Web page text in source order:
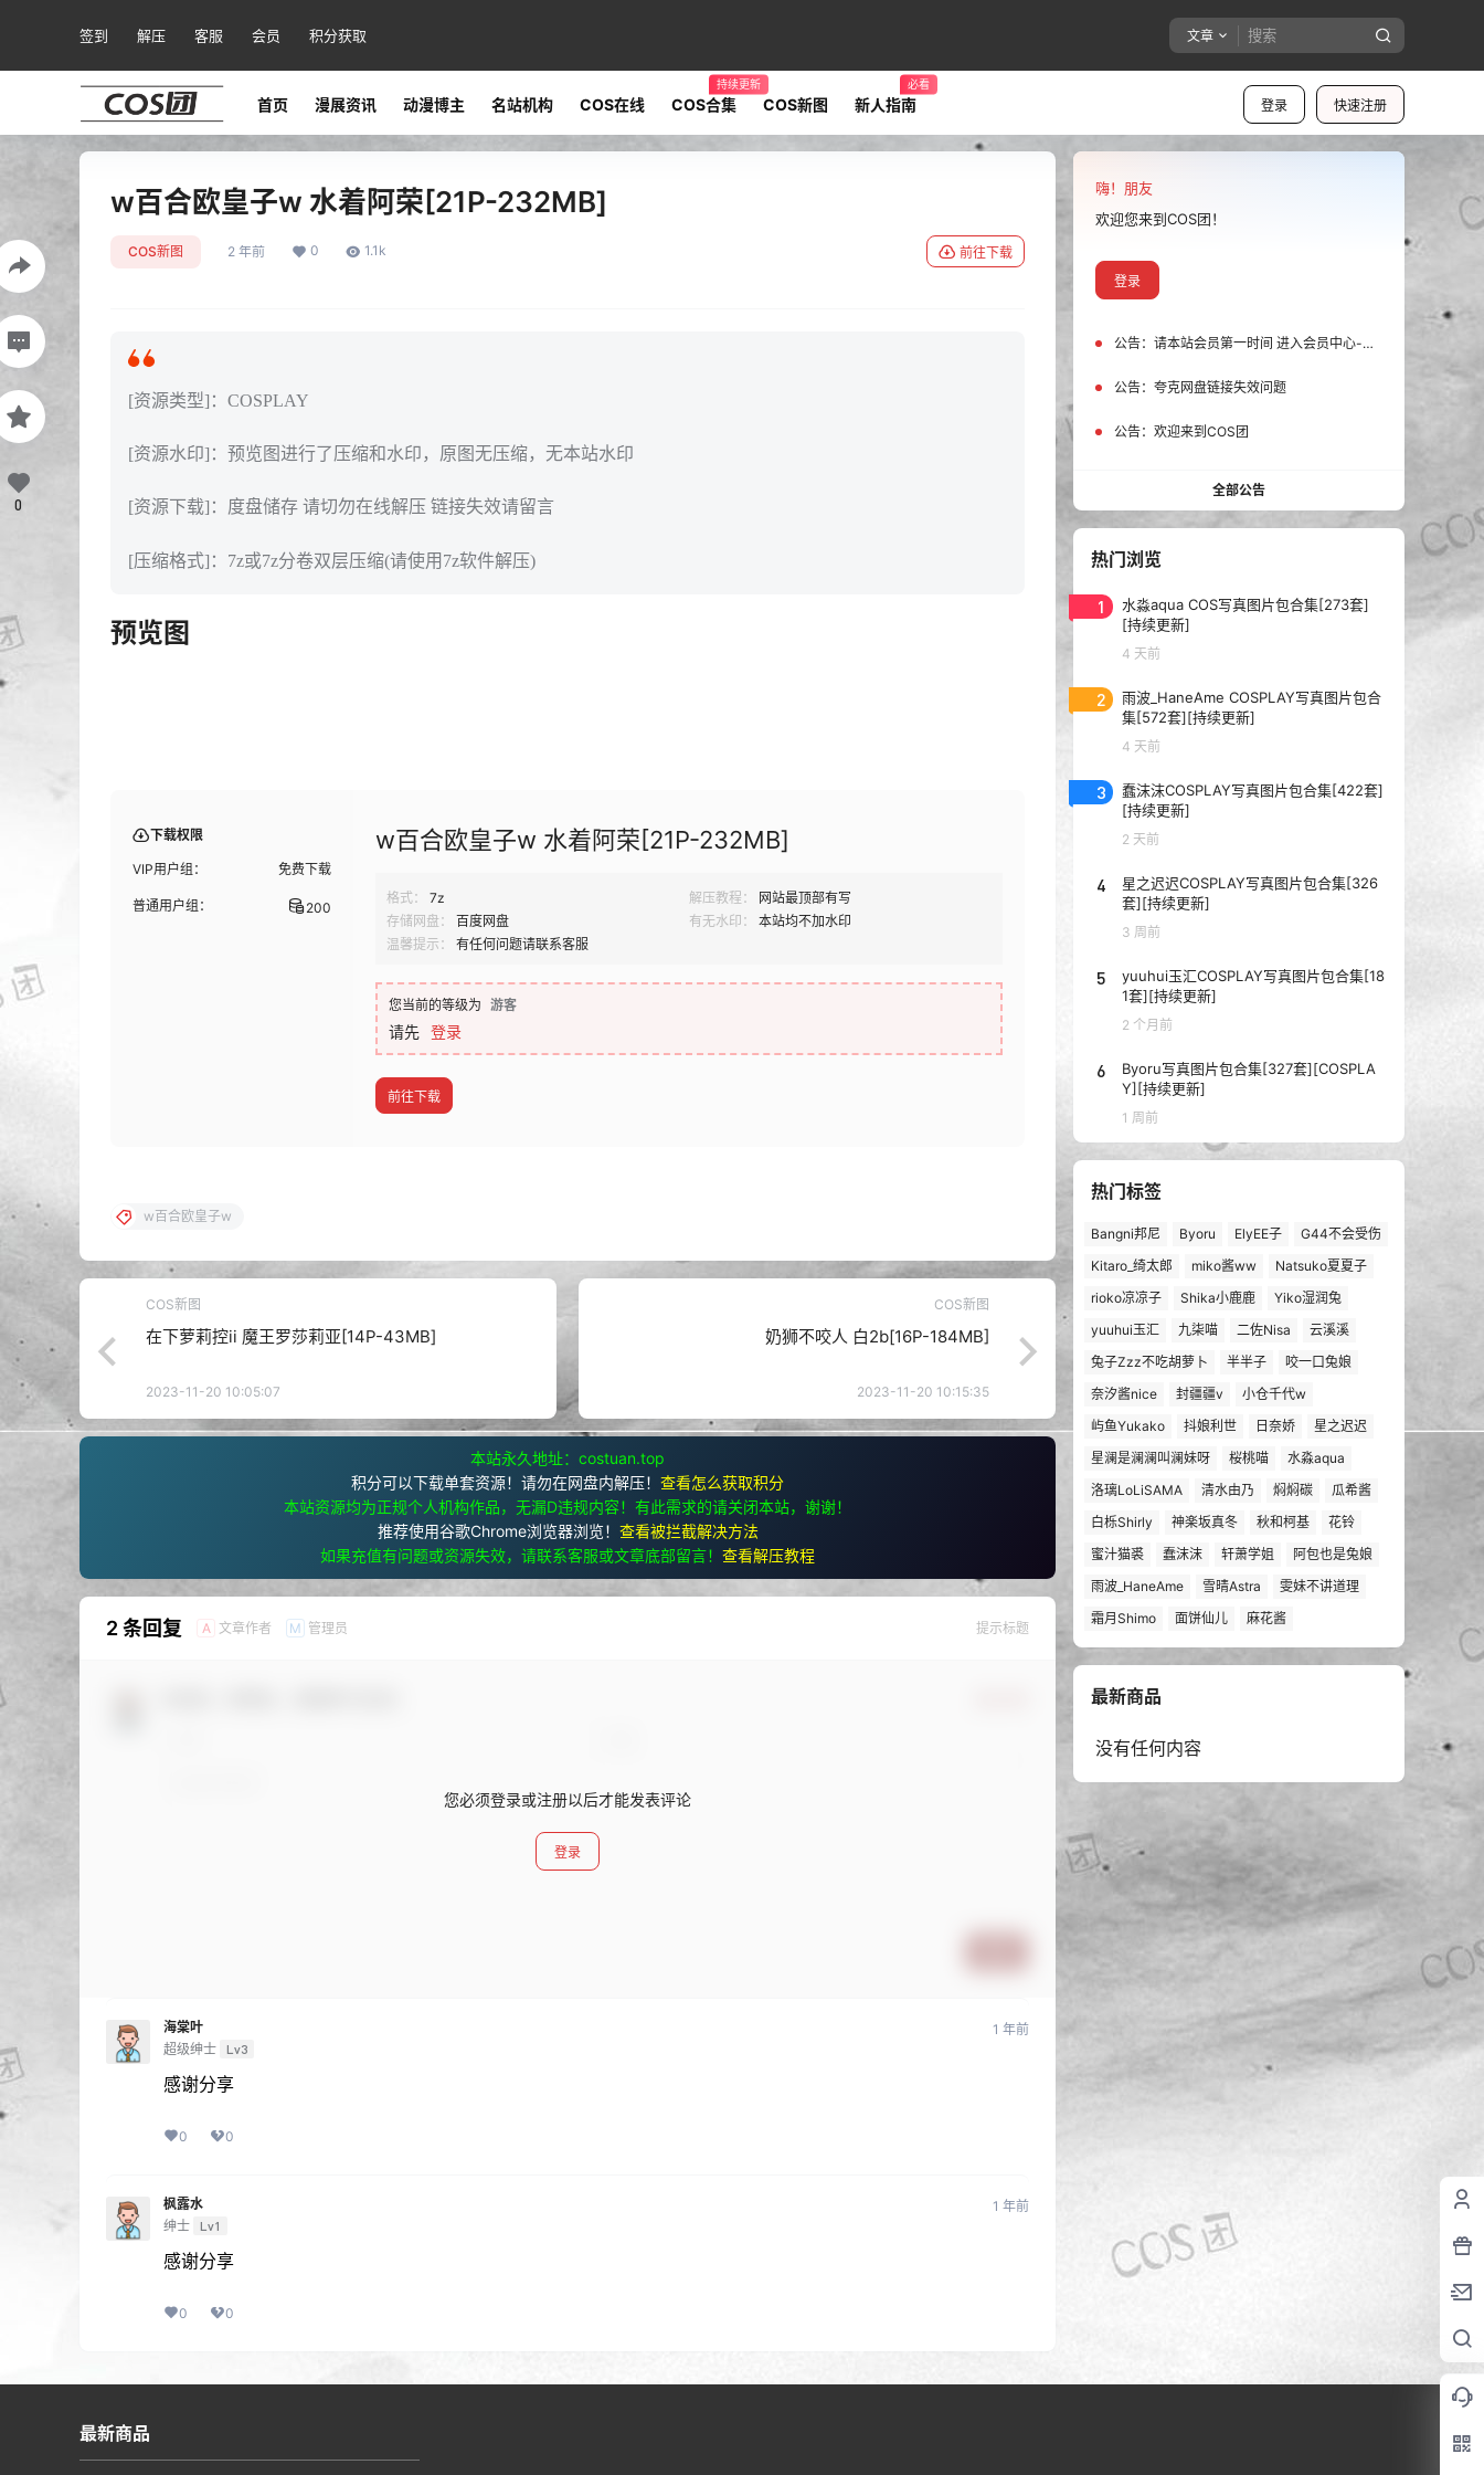
签到 解压 客服 会员 积分获取 文章
登录 快速注册
首页 漫展资讯 动漫博主 名站机构 COS在线 COS合集
持续更新
COS新图 新人指南
必看
w百合欧皇子w 水着阿荣[21P-232MB]
COS新图 2 年前 0 1.1k 前往下载
[资源类型]：COSPLAY
[资源水印]：预览图进行了压缩和水印，原图无压缩，无本站水印
[资源下载]：度盘储存 请切勿在线解压 链接失效请留言
[压缩格式]：7z或7z分卷双层压缩(请使用7z软件解压)
预览图
下载权限
VIP用户组： 免费下载
普通用户组： 200
w百合欧皇子w 水着阿荣[21P-232MB]
格式： 7z 解压教程：
网站最顶部有写
存储网盘：
百度网盘 有无水印：
本站均不加水印
温馨提示：
有任何问题请联系客服
您当前的等级为 游客
请先 登录
前往下载
0
w百合欧皇子w
COS新图
在下萝莉控ii 魔王罗莎莉亚[14P-43MB]
2023-11-20 10:05:07
COS新图
奶狮不咬人 白2b[16P-184MB]
2023-11-20 10:15:35
本站永久地址：costuan.top
积分可以下载单套资源！请勿在网盘内解压！ 查看怎么获取积分
本站资源均为正规个人机构作品，无漏D违规内容！有此需求的请关闭本站，谢谢！
推荐使用谷歌Chrome浏览器浏览！ 查看被拦截解决方法
如果充值有问题或资源失效，请联系客服或文章底部留言！ 查看解压教程
2 条回复 A 文章作者 M 管理员 提示标题
您必须登录或注册以后才能发表评论
登录
海棠叶
超级绅士 Lv3
1 年前
感谢分享
0 0
枫露水
绅士 Lv1
1 年前
感谢分享
0 0
嗨！朋友
欢迎您来到COS团！
登录
公告： 请本站会员第一时间 进入会员中心-我的设置中为您的账号绑定邮箱!
公告： 夸克网盘链接失效问题
公告： 欢迎来到COS团
全部公告
热门浏览
1
水淼aqua COS写真图片包合集[273套]
[持续更新]
4 天前
2
雨波_HaneAme COSPLAY写真图片包合
集[572套][持续更新]
4 天前
3
蠢沫沫COSPLAY写真图片包合集[422套]
[持续更新]
2 天前
4
星之迟迟COSPLAY写真图片包合集[326
套][持续更新]
3 周前
5
yuuhui玉汇COSPLAY写真图片包合集[18
1套][持续更新]
2 个月前
6
Byoru写真图片包合集[327套][COSPLA
Y][持续更新]
1 周前
热门标签
Bangni邦尼 Byoru ElyEE子
G44不会受伤
Kitaro_绮太郎
miko酱ww
Natsuko夏夏子
rioko凉凉子
Shika小鹿鹿
Yiko湿润兔
yuuhui玉汇
九柒喵 二佐Nisa
云溪溪
兔子Zzz不吃胡萝卜
半半子
咬一口兔娘
奈汐酱nice
封疆疆v
小仓千代w
屿鱼Yukako
抖娘利世 日奈娇
星之迟迟
星澜是澜澜叫澜妹呀
桜桃喵
水淼aqua
洛璃LoLiSAMA
清水由乃 焖焖碳
瓜希酱
白栎Shirly
神楽坂真冬 秋和柯基
花铃
蜜汁猫裘
蠢沫沫 轩萧学姐
阿包也是兔娘
雨波_HaneAme
雪晴Astra
雯妹不讲道理
霜月Shimo
面饼仙儿 麻花酱
最新商品
没有任何内容
最新商品